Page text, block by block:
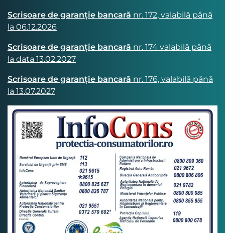
Scrisoare de garanție bancară nr. 172, valabilă până
la 06.12.2026
Scrisoare de garanție bancară nr. 174 valabilă până
la data 13.02.2027
Scrisoare de garanție bancară nr. 176, valabilă până
la 13.07.2027